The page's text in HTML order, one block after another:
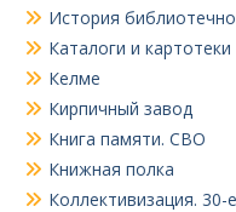
История
Каталоги и картотеки
Келме
Кирпичный завод
Книга памяти. СВО
Книжная полка
Коллективизация. 30-